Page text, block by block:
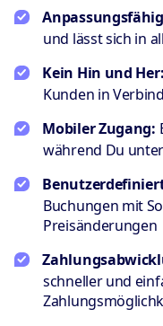
und lässt sich in
Kein Hin und Her:
Kunden in
Mobiler Zugang:
während Du
Buchungen mit
Preisänderungen
schneller und